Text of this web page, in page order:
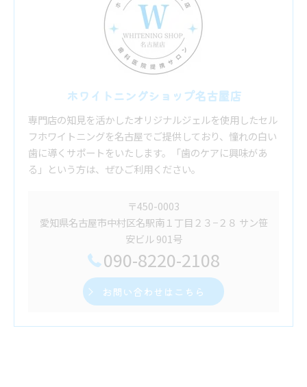
ホワイトニングショップ名古屋店
専門店の知見を活かしたオリジナルジェルを使用したセル
フホワイトニングを名古屋でご提供しており、憧れの白い
歯に導くサポートをいたします。「歯のケアに興味があ
る」という方は、ぜひご利用ください。
〒450-0003
愛知県名古屋市中村区名駅南１丁目２３−２８ サン笹
安ビル 901号
090-8220-2108
お問い合わせはこちら